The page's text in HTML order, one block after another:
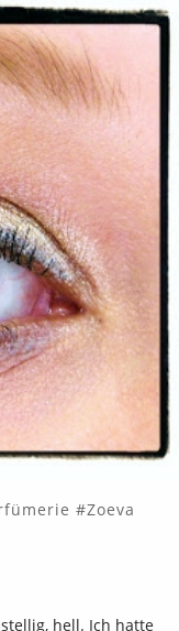
Zoeva
hell. Ich hatte